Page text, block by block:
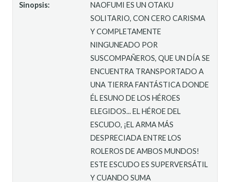
Sinopsis:
NAOFUMI ES UN OTAKU
SOLITARIO, CON CERO CARISMA
Y COMPLETAMENTE
NINGUNEADO POR
SUSCOMPAÑEROS, QUE UN DÍA SE
ENCUENTRA TRANSPORTADO A
UNA TIERRA FANTÁSTICA DONDE
ÉL ESUNO DE LOS HÉROES
ELEGIDOS... EL HÉROE DEL
ESCUDO, ¡EL ARMA MÁS
DESPRECIADA ENTRE LOS
ROLEROS DE AMBOS MUNDOS!
ESTE ESCUDO ES SUPERVERSÁTIL
Y CUANDO SUMA